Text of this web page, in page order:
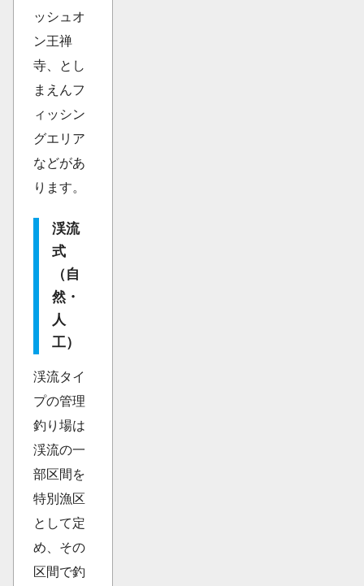
ッシュオ
ン王禅
寺、とし
まえんフ
ィッシン
グエリア
などがあ
ります。
渓流
式
（自
然・
人
工）
渓流タイ
プの管理
釣り場は
渓流の一
部区間を
特別漁区
として定
め、その
区間で釣